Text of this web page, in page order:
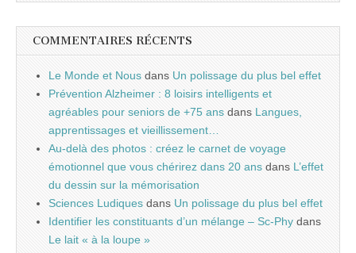
COMMENTAIRES RÉCENTS
Le Monde et Nous dans Un polissage du plus bel effet
Prévention Alzheimer : 8 loisirs intelligents et
agréables pour seniors de +75 ans dans Langues,
apprentissages et vieillissement…
Au-delà des photos : créez le carnet de voyage
émotionnel que vous chérirez dans 20 ans dans L’effet
du dessin sur la mémorisation
Sciences Ludiques dans Un polissage du plus bel effet
Identifier les constituants d’un mélange – Sc-Phy dans
Le lait « à la loupe »